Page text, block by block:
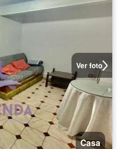
Ver foto
Casa